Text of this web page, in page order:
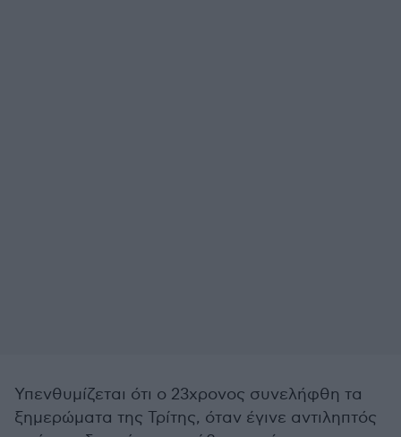
Υπενθυμίζεται ότι ο 23χρονος συνελήφθη τα
ξημερώματα της Τρίτης, όταν έγινε αντιληπτός